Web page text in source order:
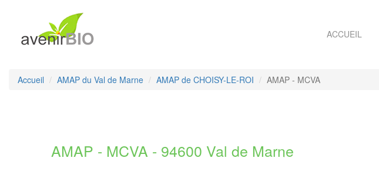
ACCUEIL
Accueil AMAP du Val de Marne AMAP de CHOISY-LE-ROI AMAP - MCVA
AMAP - MCVA - 94600 Val de Marne